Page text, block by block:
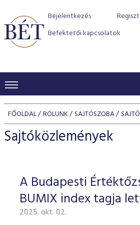
Bejelentkezés
Befektetői kapcsolatok
KERESKEDÉSI ADATOK
INDEXEK
Jelzáloglevél indexek
Vállalati kötvény indexek
Azonnali Piac
Részvények
Származékos piac
BEFEKTETŐK
Részvény szekció
Hitelpapír szekció
BÉT szabályzatok
Befektetővédelem
Alkalmazott díjstruktúra
Elszámolás
Részvény és vállalati kötvény
program
BÉT Xtend - Részvénypiac
TŐZSDETAGOK
Tőzsdetagok, üzletkötők
VENDOROK
FŐOLDAL RÓLUNK SAJTÓSZOBA
Sajtóközlemények
A Budapesti
BUMIX index tagja
2025. okt. 02.